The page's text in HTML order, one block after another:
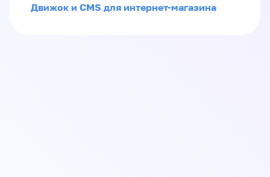
Движок и CMS для интернет-магазина